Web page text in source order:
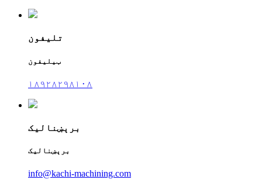
تلیفون
ټیلیفون
۱۸۹۲۸۲۹۸۱۰۸
برېښنالیک
برېښنالیک
info@kachi-machining.com